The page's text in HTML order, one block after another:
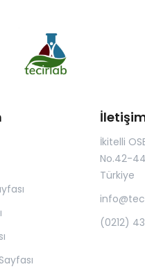
İkitelli
No.42-
Türkiye
(0212)